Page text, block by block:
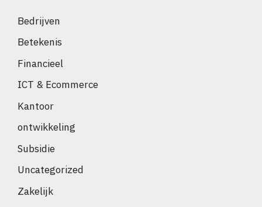
Bedrijven
Betekenis
Financieel
ICT & Ecommerce
Kantoor
ontwikkeling
Subsidie
Uncategorized
Zakelijk